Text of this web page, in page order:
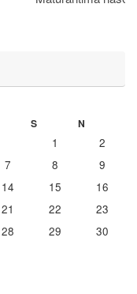
S N
1
2
7 8
9
14 15
16
21 22
23
28 29
30